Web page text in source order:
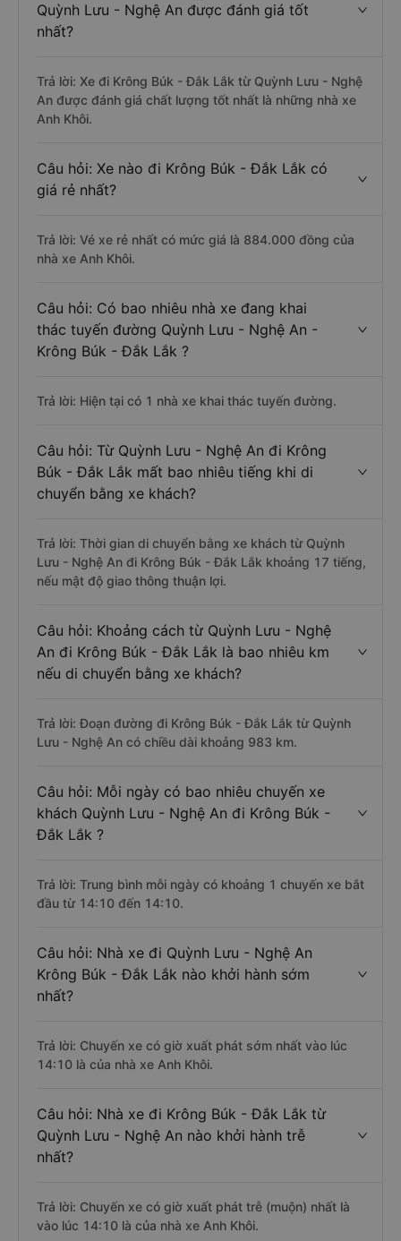
Quỳnh Lưu - Nghệ An được đánh giá tốt
nhất?
Trả lời: Xe đi Krông Búk - Đắk Lắk từ Quỳnh Lưu - Nghệ
An được đánh giá chất lượng tốt nhất là những nhà xe
Anh Khôi.
Câu hỏi: Xe nào đi Krông Búk - Đắk Lắk có
giá rẻ nhất?
Trả lời: Vé xe rẻ nhất có mức giá là 884.000 đồng của
nhà xe Anh Khôi.
Câu hỏi: Có bao nhiêu nhà xe đang khai
thác tuyến đường Quỳnh Lưu - Nghệ An -
Krông Búk - Đắk Lắk ?
Trả lời: Hiện tại có 1 nhà xe khai thác tuyến đường.
Câu hỏi: Từ Quỳnh Lưu - Nghệ An đi Krông
Búk - Đắk Lắk mất bao nhiêu tiếng khi di
chuyển bằng xe khách?
Trả lời: Thời gian di chuyển bằng xe khách từ Quỳnh
Lưu - Nghệ An đi Krông Búk - Đắk Lắk khoảng 17 tiếng,
nếu mật độ giao thông thuận lợi.
Câu hỏi: Khoảng cách từ Quỳnh Lưu - Nghệ
An đi Krông Búk - Đắk Lắk là bao nhiêu km
nếu di chuyển bằng xe khách?
Trả lời: Đoạn đường đi Krông Búk - Đắk Lắk từ Quỳnh
Lưu - Nghệ An có chiều dài khoảng 983 km.
Câu hỏi: Mỗi ngày có bao nhiêu chuyến xe
khách Quỳnh Lưu - Nghệ An đi Krông Búk -
Đắk Lắk ?
Trả lời: Trung bình mỗi ngày có khoảng 1 chuyến xe bắt
đầu từ 14:10 đến 14:10.
Câu hỏi: Nhà xe đi Quỳnh Lưu - Nghệ An
Krông Búk - Đắk Lắk nào khởi hành sớm
nhất?
Trả lời: Chuyến xe có giờ xuất phát sớm nhất vào lúc
14:10 là của nhà xe Anh Khôi.
Câu hỏi: Nhà xe đi Krông Búk - Đắk Lắk từ
Quỳnh Lưu - Nghệ An nào khởi hành trễ
nhất?
Trả lời: Chuyến xe có giờ xuất phát trễ (muộn) nhất là
vào lúc 14:10 là của nhà xe Anh Khôi.